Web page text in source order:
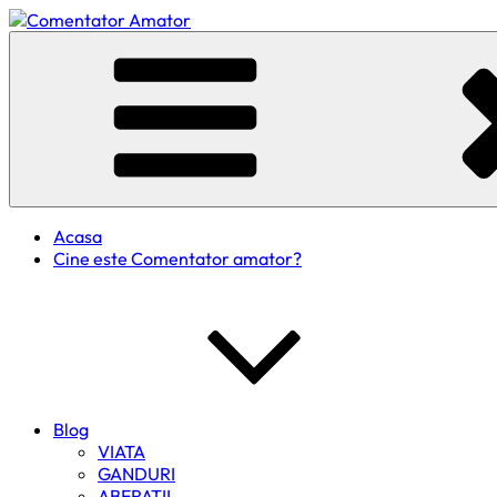
Skip
to
Comentator Amator
Acasa
Cine este Comentator amator?
Blog
VIATA
GANDURI